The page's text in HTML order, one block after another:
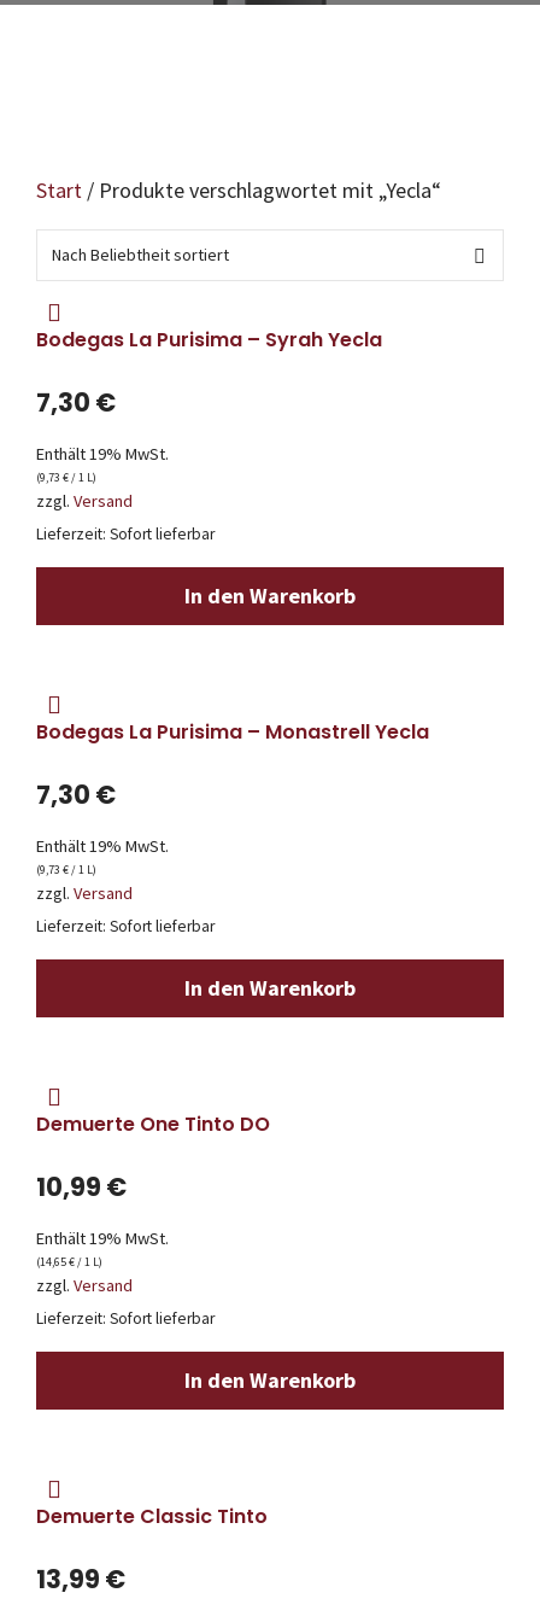
Start / Produkte verschlagwortet mit „Yecla“
Bodegas La Purisima – Syrah Yecla
7,30 €
Enthält 19% MwSt.
(9,73 €/ 1 L)
zzgl. Versand
Lieferzeit: Sofort lieferbar
In den Warenkorb
Bodegas La Purisima – Monastrell Yecla
7,30 €
Enthält 19% MwSt.
(9,73 €/ 1 L)
zzgl. Versand
Lieferzeit: Sofort lieferbar
In den Warenkorb
Demuerte One Tinto DO
10,99 €
Enthält 19% MwSt.
(14,65€/ 1 L)
zzgl. Versand
Lieferzeit: Sofort lieferbar
In den Warenkorb
Demuerte Classic Tinto
13,99 €